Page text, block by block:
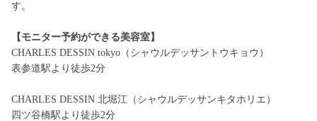
す。
【モニター予約ができる美容室】
CHARLES DESSIN tokyo（シャウルデッサントウキョウ）
表参道駅より徒歩2分
CHARLES DESSIN 北堀江（シャウルデッサンキタホリエ）
四ツ谷橋駅より徒歩2分